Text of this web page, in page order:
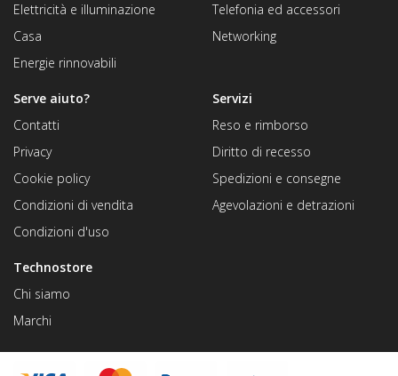
Elettricità e illuminazione
Casa
Energie rinnovabili
Telefonia ed accessori
Networking
Technostore
Chi siamo
Marchi
Servizi
Reso e rimborso
Diritto di recesso
Spedizioni e consegne
Agevolazioni e detrazioni
Serve aiuto?
Contatti
Privacy
Cookie policy
Condizioni di vendita
Condizioni d'uso